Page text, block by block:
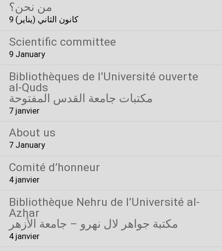
من نحن؟
9 كانون الثاني (يناير)
Scientific committee
9 January
Bibliothèques de l’Université ouverte
al-Quds
مكتبات جامعة القدس المفتوحة
7 janvier
About us
7 January
Comité d’honneur
4 janvier
Bibliothèque Nehru de l’Université al-
Azhar
مكتبة جواهر لال نهرو – جامعة الأزهر
4 janvier